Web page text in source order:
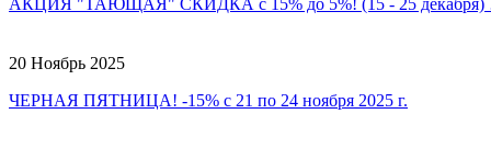
20 Ноябрь 2025
ЧЕРНАЯ ПЯТНИЦА! -15% с 21 по 24 ноября 2025 г.